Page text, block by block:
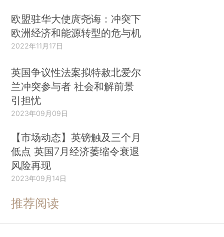
欧盟驻华大使庹尧诲：冲突下
欧洲经济和能源转型的危与机
2022年11月17日
英国争议性法案拟特赦北爱尔
兰冲突参与者 社会和解前景
引担忧
2023年09月09日
【市场动态】英镑触及三个月
低点 英国7月经济萎缩令衰退
风险再现
2023年09月14日
推荐阅读